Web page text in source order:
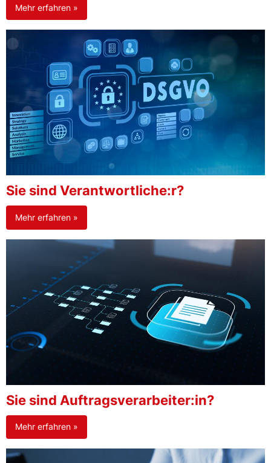
Mehr erfahren »
Sie sind Verantwortliche:r?
Mehr erfahren »
Sie sind Auftragsverarbeiter:in?
Mehr erfahren »